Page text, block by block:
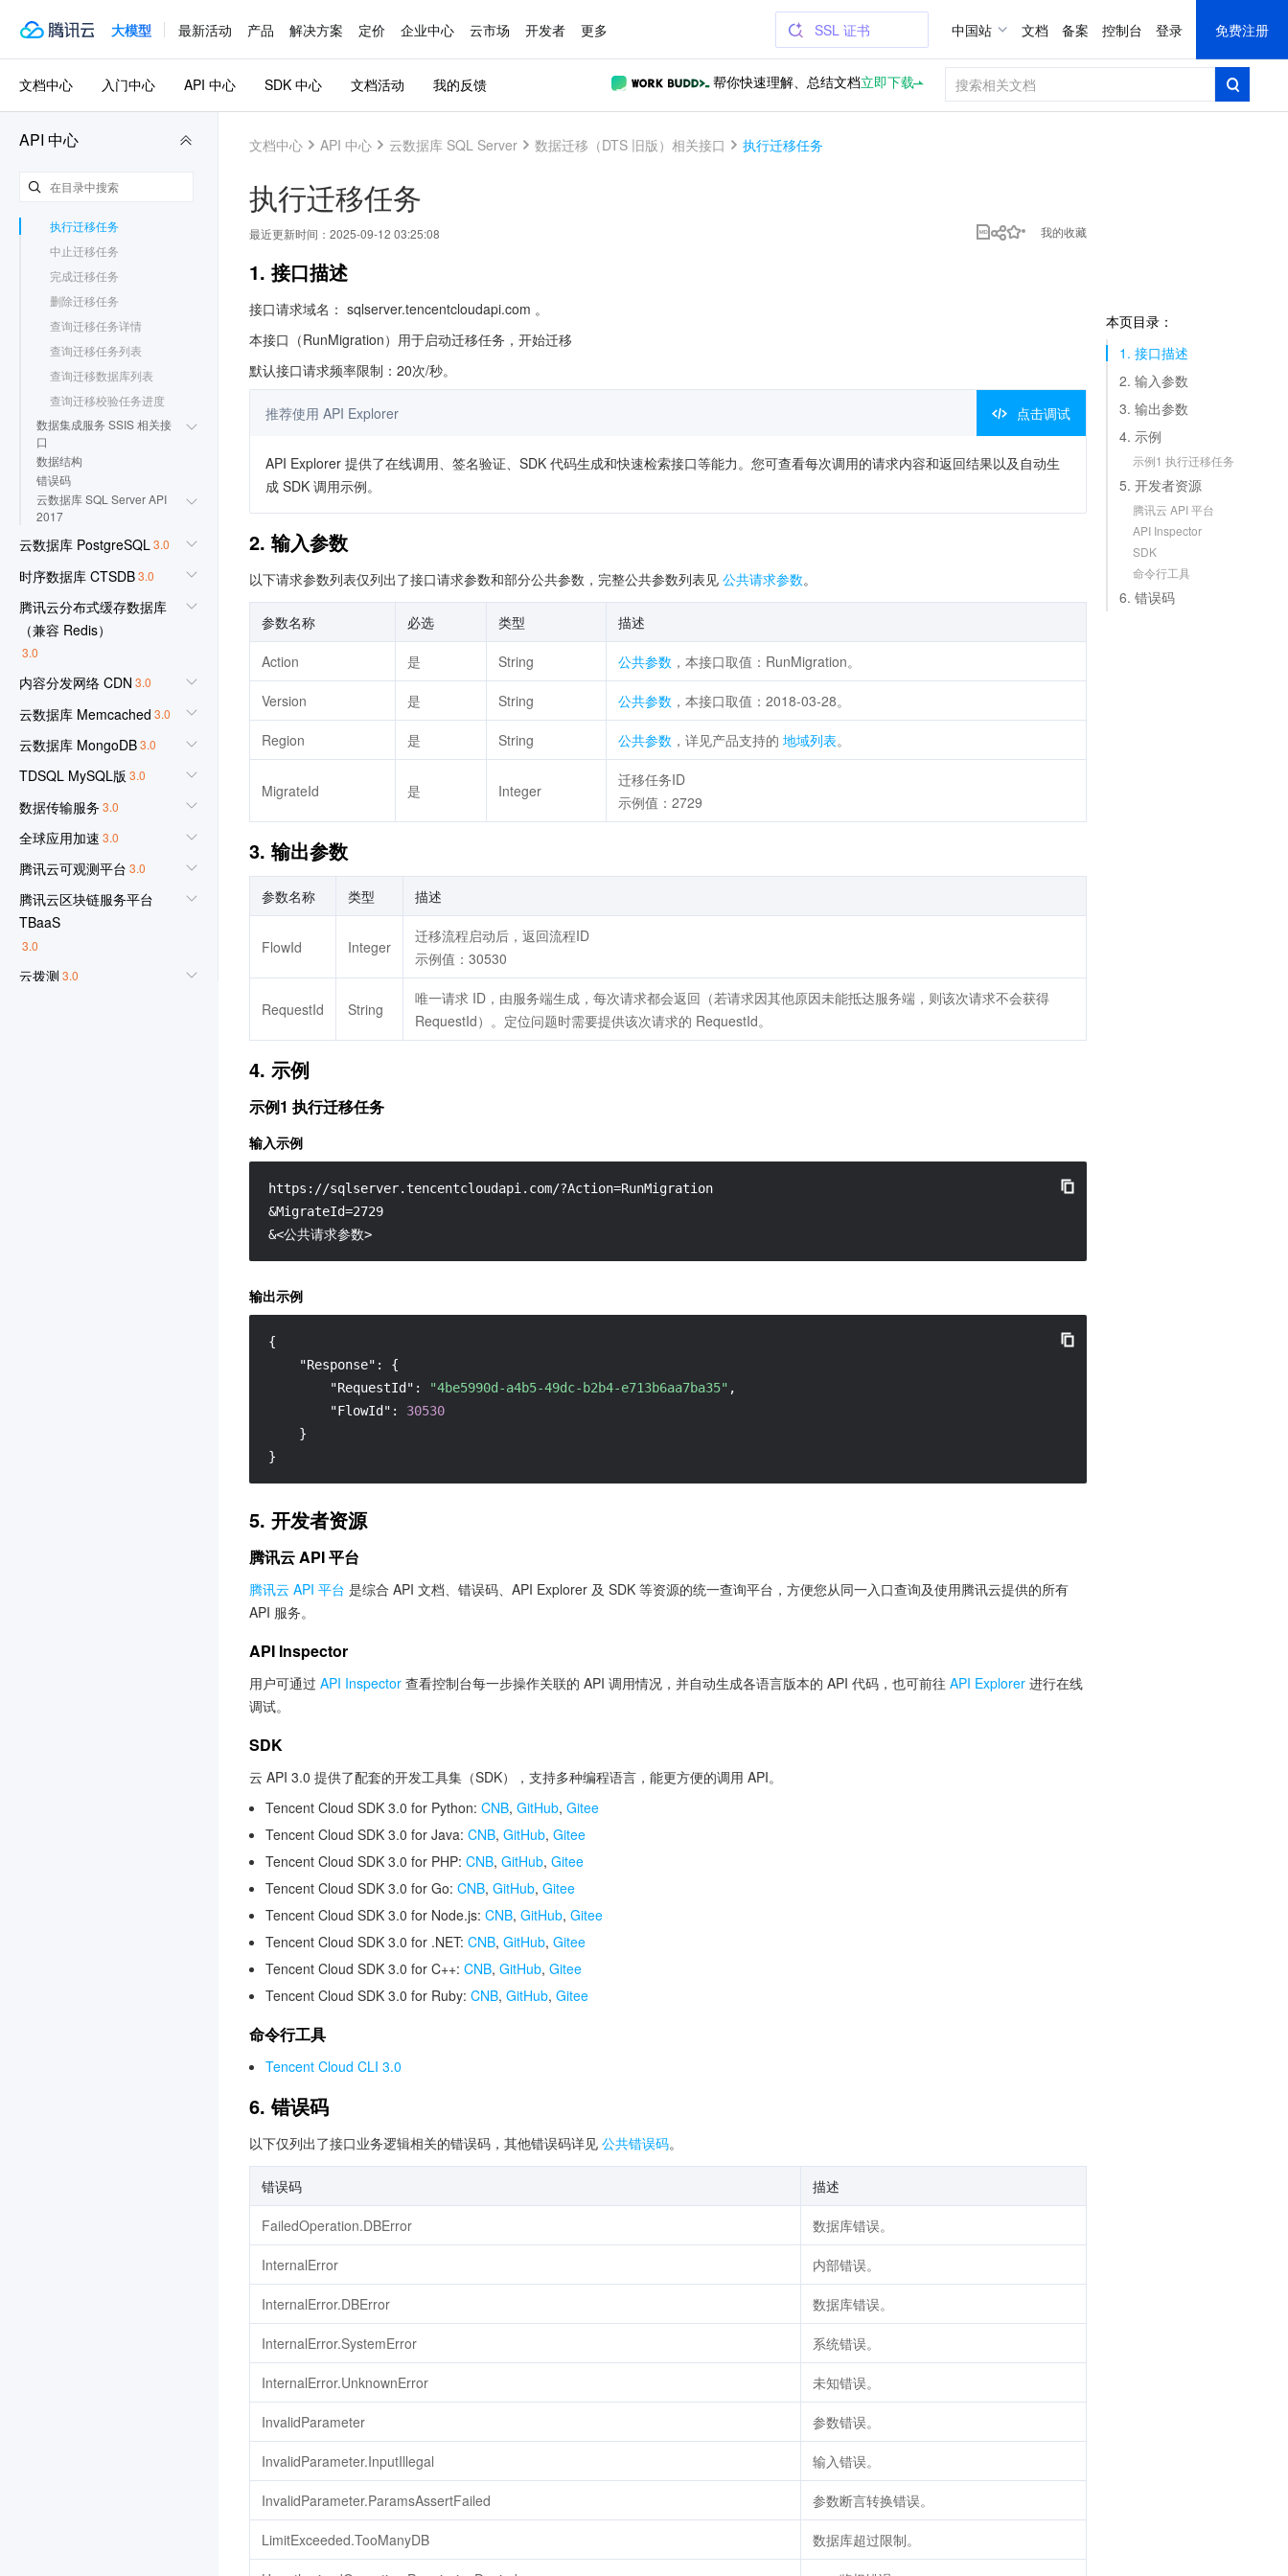
大模型 最新活动 产品 解决方案 定价 企业中心 云市场 开发者 更多 SSL 证书 中国站 文档 备案 控制台 登录 免费注册
API 中心
备份相关接口
接口
数据迁移（DTS 旧版）相关
创建迁移任务
执行迁移任务
中止迁移任务
完成迁移任务
删除迁移任务
查询迁移任务详情
查询迁移任务列表
查询迁移数据库列表
查询迁移校验任务进度
数据集成服务 SSIS 相关接
口
数据结构
错误码
云数据库 SQL Server API
2017
云数据库 PostgreSQL3.0
时序数据库 CTSDB3.0
腾讯云分布式缓存数据库
（兼容 Redis）
3.0
内容分发网络 CDN 3.0
云数据库 Memcached 3.0
云数据库 MongoDB3.0
TDSQL MySQL版 3.0
数据传输服务 3.0
全球应用加速 3.0
腾讯云可观测平台 3.0
腾讯云区块链服务平台
TBaaS
3.0
云拨测 3.0
文档中心 入门中心 API 中心 SDK 中心 文档活动 我的反馈 帮你快速理解、总结文档立即下载
文档中心 API 中心 云数据库 SQL Server 数据迁移（DTS 旧版）相关接口 执行迁移任务
执行迁移任务
最近更新时间： 2025-09-12 03:25:08 我的收藏
本页目录：
1. 接口描述
2. 输入参数
3. 输出参数
4. 示例
示例1 执行迁移任务
5. 开发者资源
腾讯云 API 平台
API Inspector
SDK
命令行工具
6. 错误码
1. 接口描述
接口请求域名： sqlserver.tencentcloudapi.com 。
本接口（RunMigration）用于启动迁移任务，开始迁移
默认接口请求频率限制：20次/秒。
推荐使用 API Explorer 点击调试
API Explorer 提供了在线调用、签名验证、SDK 代码生成和快速检索接口等能力。您可查看每次调用的请求内容和返回结果以及自动生
成 SDK 调用示例。
2. 输入参数
以下请求参数列表仅列出了接口请求参数和部分公共参数，完整公共参数列表见 公共请求参数。
参数名称 必选 类型 描述
Action 是 String 公共参数 ，本接口取值：RunMigration。
Version 是 String 公共参数 ，本接口取值：2018-03-28。
Region 是 String 公共参数 ，详见产品支持的 地域列表。
MigrateId 是 Integer
迁移任务ID
示例值：2729
3. 输出参数
参数名称 类型 描述
FlowId Integer
迁移流程启动后，返回流程ID
示例值：30530
RequestId String
唯一请求 ID，由服务端生成，每次请求都会返回（若请求因其他原因未能抵达服务端，则该次请求不会获得
RequestId）。定位问题时需要提供该次请求的 RequestId。
4. 示例
示例1 执行迁移任务
输入示例
https://sqlserver.tencentcloudapi.com/?Action=RunMigration
&MigrateId=2729
&<公共请求参数>
输出示例
{
"Response" :
{
"RequestId" : "4be5990d-a4b5-49dc-b2b4-e713b6aa7ba35" ,
"FlowId" :
30530
}
}
5. 开发者资源
腾讯云 API 平台
腾讯云 API 平台 是综合 API 文档、错误码、API Explorer 及 SDK 等资源的统一查询平台，方便您从同一入口查询及使用腾讯云提供的所有
API 服务。
API Inspector
用户可通过 API Inspector 查看控制台每一步操作关联的 API 调用情况，并自动生成各语言版本的 API 代码，也可前往 API Explorer 进行在线
调试。
SDK
云 API 3.0 提供了配套的开发工具集（SDK），支持多种编程语言，能更方便的调用 API。
Tencent Cloud SDK 3.0 for Python: CNB, GitHub, Gitee
Tencent Cloud SDK 3.0 for Java: CNB, GitHub, Gitee
Tencent Cloud SDK 3.0 for PHP: CNB, GitHub, Gitee
Tencent Cloud SDK 3.0 for Go: CNB, GitHub, Gitee
Tencent Cloud SDK 3.0 for Node.js: CNB, GitHub, Gitee
Tencent Cloud SDK 3.0 for .NET: CNB, GitHub, Gitee
Tencent Cloud SDK 3.0 for C++: CNB, GitHub, Gitee
Tencent Cloud SDK 3.0 for Ruby: CNB, GitHub, Gitee
命令行工具
Tencent Cloud CLI 3.0
6. 错误码
以下仅列出了接口业务逻辑相关的错误码，其他错误码详见 公共错误码。
错误码 描述
FailedOperation.DBError 数据库错误。
InternalError 内部错误。
InternalError.DBError 数据库错误。
InternalError.SystemError 系统错误。
InternalError.UnknownError 未知错误。
InvalidParameter 参数错误。
InvalidParameter.InputIllegal 输入错误。
InvalidParameter.ParamsAssertFailed 参数断言转换错误。
LimitExceeded.TooManyDB 数据库超过限制。